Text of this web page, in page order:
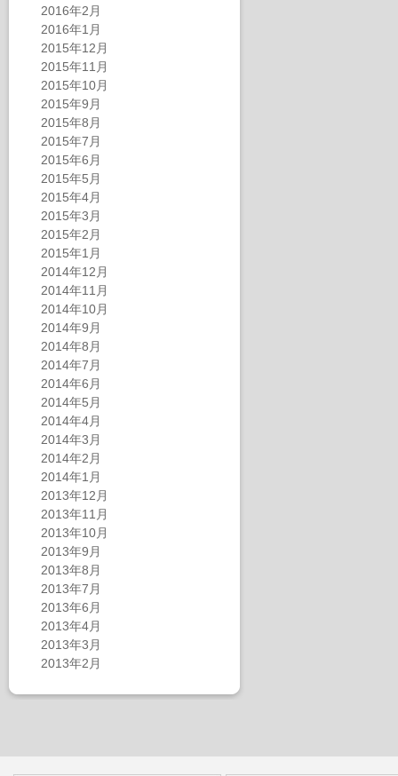
2016年2月
2016年1月
2015年12月
2015年11月
2015年10月
2015年9月
2015年8月
2015年7月
2015年6月
2015年5月
2015年4月
2015年3月
2015年2月
2015年1月
2014年12月
2014年11月
2014年10月
2014年9月
2014年8月
2014年7月
2014年6月
2014年5月
2014年4月
2014年3月
2014年2月
2014年1月
2013年12月
2013年11月
2013年10月
2013年9月
2013年8月
2013年7月
2013年6月
2013年4月
2013年3月
2013年2月